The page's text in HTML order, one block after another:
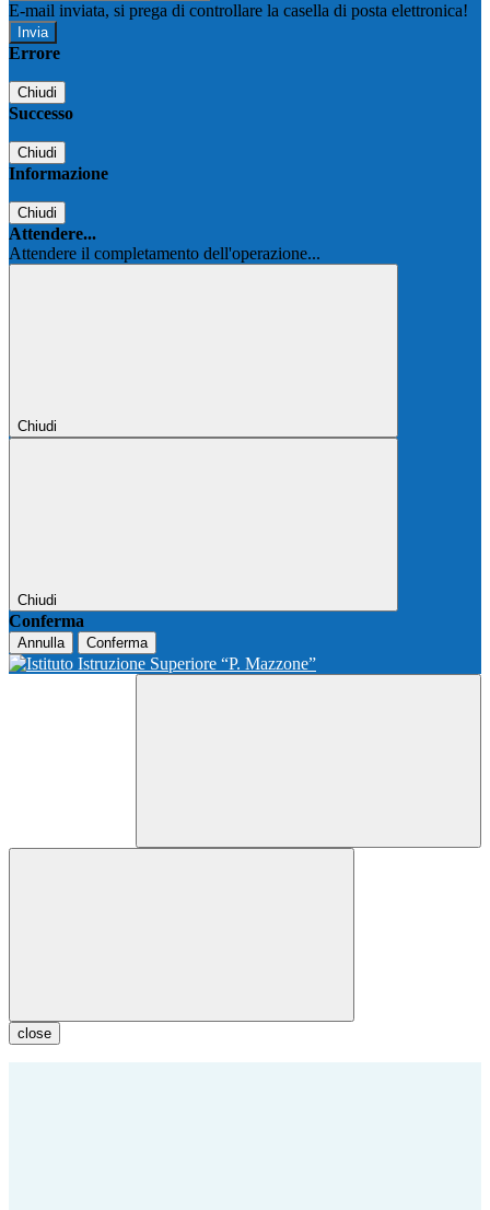
E-mail inviata, si prega di controllare la casella di posta elettronica!
Errore
Chiudi
Successo
Chiudi
Informazione
Chiudi
Attendere...
Attendere il completamento dell'operazione...
Chiudi
Chiudi
Conferma
Annulla Conferma
close